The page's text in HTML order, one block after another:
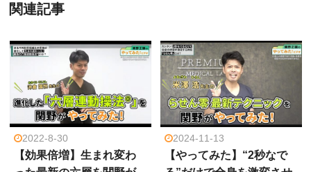
関連記事
2022-8-30
【効果倍増】生まれ変わ
2024-11-13
【やってみた】“2秒なで